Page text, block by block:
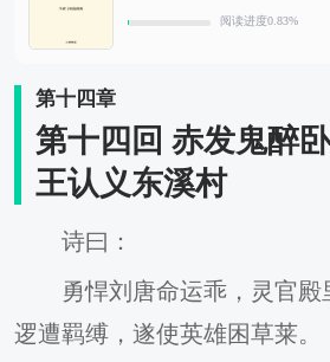
阅读进度0.83%
第十四章
第十四回 赤发鬼醉
王认义东溪村
诗曰：
勇悍刘唐命运乖，灵官
逻遭羁缚，遂使英雄困草莱。